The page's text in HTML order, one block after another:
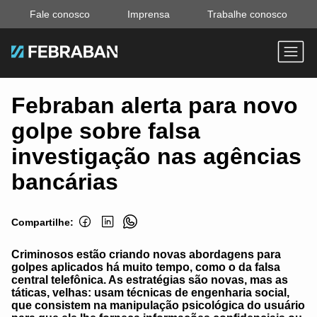
Fale conosco Imprensa Trabalhe conosco
Febraban alerta para novo
golpe sobre falsa
investigação nas agências
bancárias
Compartilhe:
Criminosos estão criando novas abordagens para
golpes aplicados há muito tempo, como o da falsa
central telefônica. As estratégias são novas, mas as
táticas, velhas: usam técnicas de engenharia social,
que consistem na manipulação psicológica do usuário